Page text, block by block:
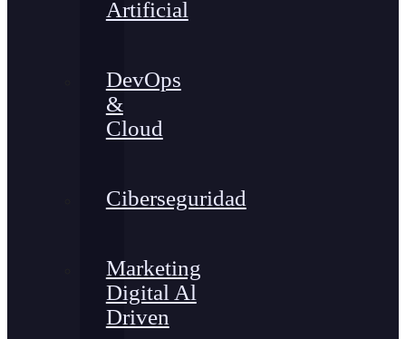
Artificial
DevOps
&
Cloud
Ciberseguridad
Marketing
Digital Al
Driven